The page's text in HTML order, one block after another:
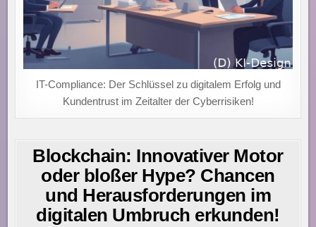
IT-Compliance: Der Schlüssel zu digitalem Erfolg und
Kundentrust im Zeitalter der Cyberrisiken!
Blockchain: Innovativer Motor
oder bloßer Hype? Chancen
und Herausforderungen im
digitalen Umbruch erkunden!